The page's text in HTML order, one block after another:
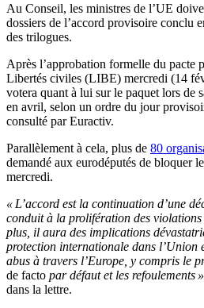
Au Conseil, les ministres de l’UE
dossiers de l’accord provisoire conclu
des trilogues.
Après l’approbation formelle du pacte
Libertés civiles (LIBE) mercredi (14
votera quant à lui sur le paquet lors de
en avril, selon un ordre du jour
consulté par Euractiv.
Parallèlement à cela, plus de 80
demandé aux eurodéputés de bloquer
mercredi.
« L’accord est la continuation d’une
conduit à la prolifération des
plus, il aura des implications
protection internationale dans l’Union
abus à travers l’Europe, y compris le
de facto par défaut et les refoulements »
dans la lettre.